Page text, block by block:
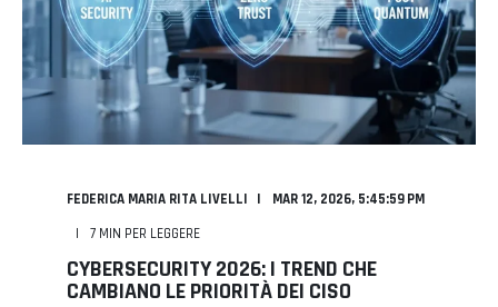
FEDERICA MARIA RITA LIVELLI
MAR 12, 2026, 5:45:59 PM
7 MIN PER LEGGERE
CYBERSECURITY 2026: I TREND CHE
CAMBIANO LE PRIORITÀ DEI CISO